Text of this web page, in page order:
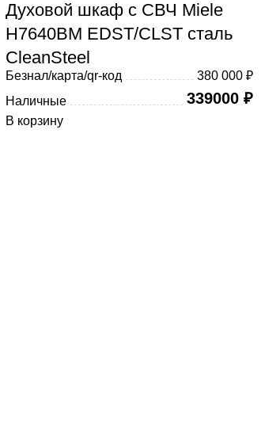
Духовой шкаф с СВЧ Miele
H7640BM EDST/CLST сталь
CleanSteel
Безнал/карта/qr-код
380 000 ₽
Наличные
339000 ₽
В корзину